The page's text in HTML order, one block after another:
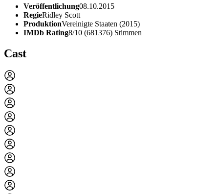
Veröffentlichung08.10.2015
RegieRidley Scott
ProduktionVereinigte Staaten (2015)
IMDb Rating8/10 (681376) Stimmen
Cast